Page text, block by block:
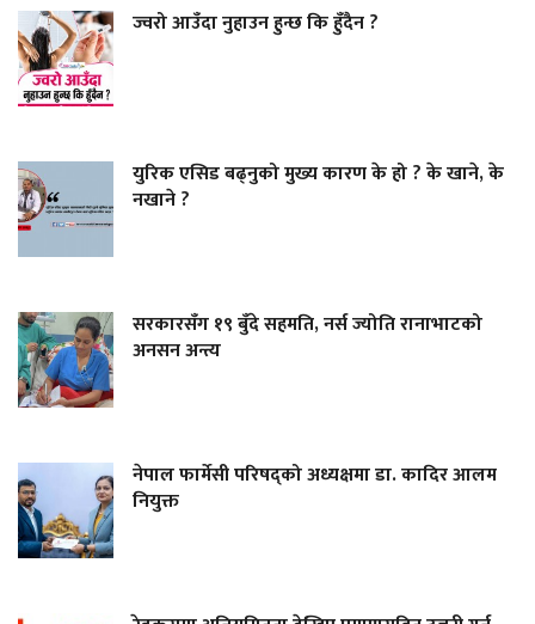
ज्वरो आउँदा नुहाउन हुन्छ कि हुँदैन ?
युरिक एसिड बढ्नुको मुख्य कारण के हो ? के खाने, के
नखाने ?
सरकारसँग १९ बुँदे सहमति, नर्स ज्योति रानाभाटको
अनसन अन्त्य
नेपाल फार्मेसी परिषद्को अध्यक्षमा डा. कादिर आलम
नियुक्त